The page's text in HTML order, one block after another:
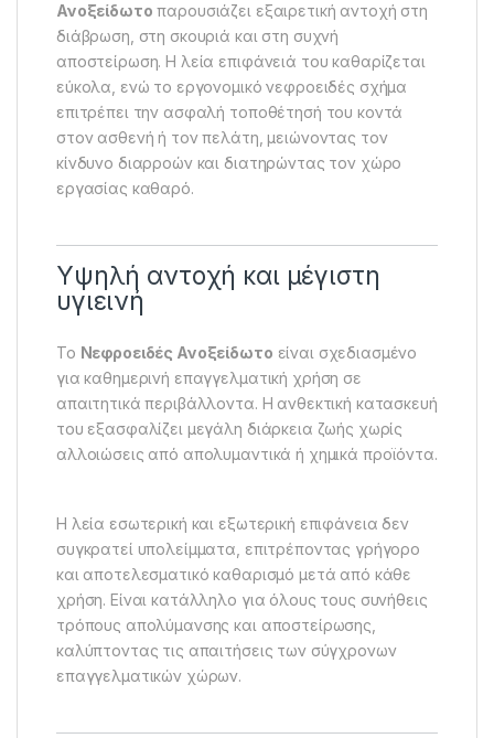
Ανοξείδωτο παρουσιάζει εξαιρετική αντοχή στη
διάβρωση, στη σκουριά και στη συχνή
αποστείρωση. Η λεία επιφάνειά του καθαρίζεται
εύκολα, ενώ το εργονομικό νεφροειδές σχήμα
επιτρέπει την ασφαλή τοποθέτησή του κοντά
στον ασθενή ή τον πελάτη, μειώνοντας τον
κίνδυνο διαρροών και διατηρώντας τον χώρο
εργασίας καθαρό.
Υψηλή αντοχή και μέγιστη
υγιεινή
Το Νεφροειδές Ανοξείδωτο είναι σχεδιασμένο
για καθημερινή επαγγελματική χρήση σε
απαιτητικά περιβάλλοντα. Η ανθεκτική κατασκευή
του εξασφαλίζει μεγάλη διάρκεια ζωής χωρίς
αλλοιώσεις από απολυμαντικά ή χημικά προϊόντα.
Η λεία εσωτερική και εξωτερική επιφάνεια δεν
συγκρατεί υπολείμματα, επιτρέποντας γρήγορο
και αποτελεσματικό καθαρισμό μετά από κάθε
χρήση. Είναι κατάλληλο για όλους τους συνήθεις
τρόπους απολύμανσης και αποστείρωσης,
καλύπτοντας τις απαιτήσεις των σύγχρονων
επαγγελματικών χώρων.